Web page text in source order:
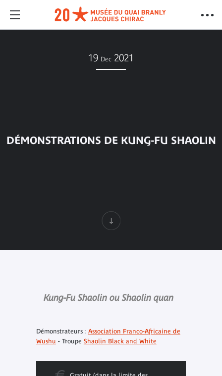
19 Dec 2021
DÉMONSTRATIONS DE KUNG-FU SHAOLIN
Kung-Fu Shaolin ou Shaolin quan
Démonstrateurs : Association Franco-Africaine de
Wushu - Troupe Shaolin Black and White